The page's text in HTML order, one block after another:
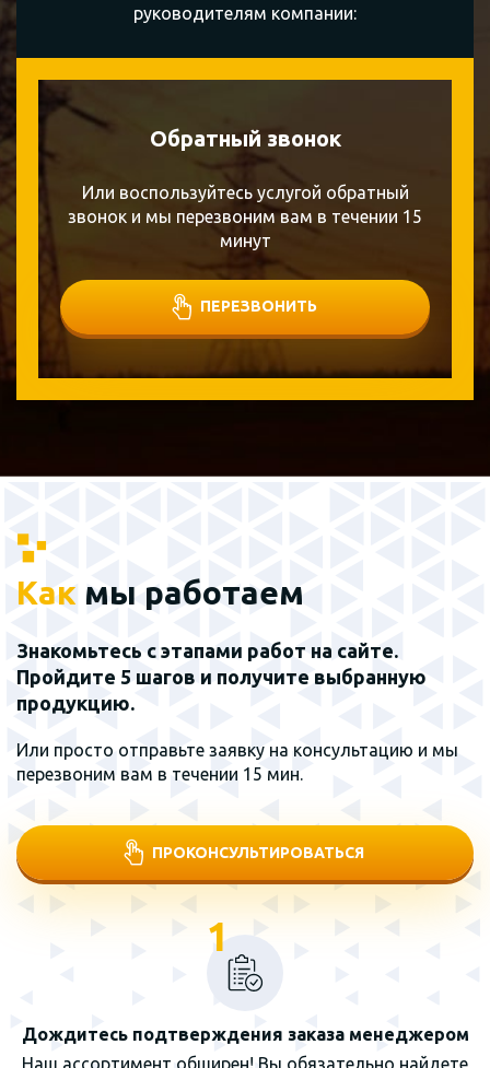
руководителям компании:
Обратный звонок
Или воспользуйтесь услугой обратный
звонок и мы перезвоним вам в течении 15
минут
ПЕРЕЗВОНИТЬ
Как мы работаем
Знакомьтесь с этапами работ на сайте.
Пройдите 5 шагов и получите выбранную
продукцию.
Или просто отправьте заявку на консультацию и мы
перезвоним вам в течении 15 мин.
ПРОКОНСУЛЬТИРОВАТЬСЯ
1
Дождитесь подтверждения заказа менеджером
Наш ассортимент обширен! Вы обязательно найдете